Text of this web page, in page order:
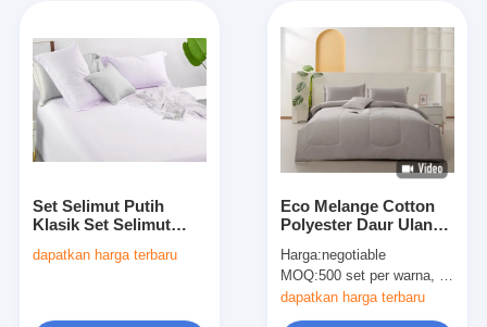
Set Selimut Putih
Klasik Set Selimut
Selimut Kembar
dapatkan harga terbaru
Eco Melange Cotton
Polyester Daur Ulang
Lengkap Set
Komforter
Harga:negotiable
MOQ:500 set per warna, bisa dinegosiasikan
dapatkan harga terbaru